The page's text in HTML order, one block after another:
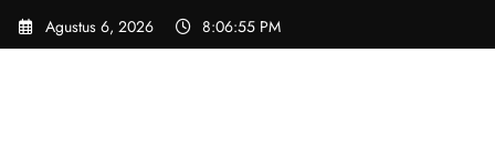
Skip
Agustus 6, 2026 8:06:56 PM